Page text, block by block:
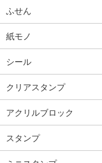
ふせん
紙モノ
シール
クリアスタンプ
アクリルブロック
スタンプ